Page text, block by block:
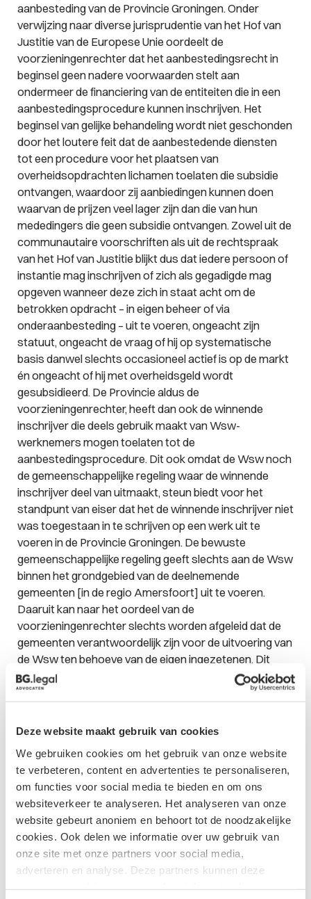
Deze website maakt gebruik van cookies
We gebruiken cookies om het gebruik van onze website
te verbeteren, content en advertenties te personaliseren,
om functies voor social media te bieden en om ons
websiteverkeer te analyseren. Het analyseren van onze
website gebeurt anoniem en behoort tot de noodzakelijke
cookies. Ook delen we informatie over uw gebruik van
onze site met onze partners voor social media,
adverteren en analyse. Deze partners kunnen deze
aanbesteding van de Provincie Groningen. Onder
verwijzing naar diverse jurisprudentie van het Hof van
Justitie van de Europese Unie oordeelt de
voorzieningenrechter dat het aanbestedingsrecht in
beginsel geen nadere voorwaarden stelt aan
ondermeer de financiering van de entiteiten die in een
aanbestedingsprocedure kunnen inschrijven. Het
beginsel van gelijke behandeling wordt niet geschonden
door het loutere feit dat de aanbestedende diensten
tot een procedure voor het plaatsen van
overheidsopdrachten lichamen toelaten die subsidie
ontvangen, waardoor zij aanbiedingen kunnen doen
waarvan de prijzen veel lager zijn dan die van hun
mededingers die geen subsidie ontvangen. Zowel uit de
communautaire voorschriften als uit de rechtspraak
van het Hof van Justitie blijkt dus dat iedere persoon of
instantie mag inschrijven of zich als gegadigde mag
opgeven wanneer deze zich in staat acht om de
betrokken opdracht – in eigen beheer of via
onderaanbesteding – uit te voeren, ongeacht zijn
statuut, ongeacht de vraag of hij op systematische
basis danwel slechts occasioneel actief is op de markt
én ongeacht of hij met overheidsgeld wordt
gesubsidieerd. De Provincie aldus de
voorzieningenrechter, heeft dan ook de winnende
inschrijver die deels gebruik maakt van Wsw-
werknemers mogen toelaten tot de
aanbestedingsprocedure. Dit ook omdat de Wsw noch
de gemeenschappelijke regeling waar de winnende
inschrijver deel van uitmaakt, steun biedt voor het
standpunt van eiser dat het de winnende inschrijver niet
was toegestaan in te schrijven op een werk uit te
voeren in de Provincie Groningen. De bewuste
gemeenschappelijke regeling geeft slechts aan de Wsw
binnen het grondgebied van de deelnemende
gemeenten [in de regio Amersfoort] uit te voeren.
Daaruit kan naar het oordeel van de
voorzieningenrechter slechts worden afgeleid dat de
gemeenten verantwoordelijk zijn voor de uitvoering van
de Wsw ten behoeve van de eigen ingezetenen. Dit
betekent niet aldus de voorzieningenrechter, dat Wsw-
bedrijven danwel ondernemingen die deels gebruik
buiten het grondgebied van de desbetreffende
oordeelt de voorzieningenrechter dat niet voldoende
aannemelijk is gemaakt dat de inschrijvingssom van de
winnende inschrijver als abnormaal laag en niet
marktconform moet worden aangemerkt en evenmin
dat er sprake is van verstoorde
concurrentieverhoudingen.